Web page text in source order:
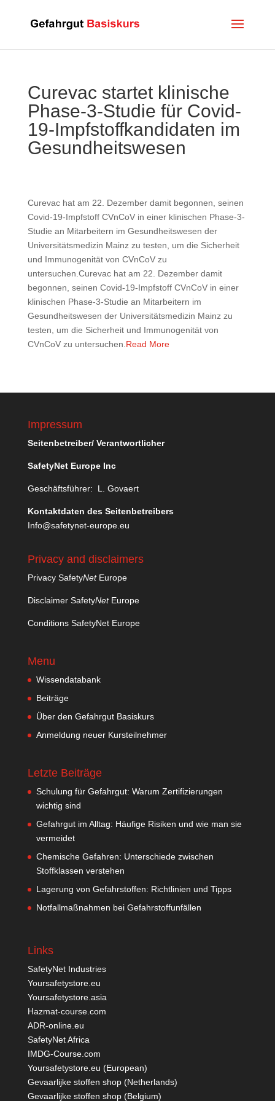
Curevac startet klinische
Phase-3-Studie für Covid-
19-Impfstoffkandidaten im
Gesundheitswesen
Curevac hat am 22. Dezember damit begonnen, seinen
Covid-19-Impfstoff CVnCoV in einer klinischen Phase-3-
Studie an Mitarbeitern im Gesundheitswesen der
Universitätsmedizin Mainz zu testen, um die Sicherheit
und Immunogenität von CVnCoV zu
untersuchen.Curevac hat am 22. Dezember damit
begonnen, seinen Covid-19-Impfstoff CVnCoV in einer
klinischen Phase-3-Studie an Mitarbeitern im
Gesundheitswesen der Universitätsmedizin Mainz zu
testen, um die Sicherheit und Immunogenität von
CVnCoV zu untersuchen. Read More
Impressum
Seitenbetreiber/ Verantwortlicher
SafetyNet Europe Inc
Geschäftsführer: L. Govaert
Kontaktdaten des Seitenbetreibers
Info@safetynet-europe.eu
Privacy and disclaimers
Privacy SafetyNetEurope
Disclaimer SafetyNetEurope
Conditions SafetyNet Europe
Menu
Wissendatabank
Beiträge
Über den Gefahrgut Basiskurs
Anmeldung neuer Kursteilnehmer
Letzte Beiträge
Schulung für Gefahrgut: Warum Zertifizierungen
wichtig sind
Gefahrgut im Alltag: Häufige Risiken und wie man sie
vermeidet
Chemische Gefahren: Unterschiede zwischen
Stoffklassen verstehen
Lagerung von Gefahrstoffen: Richtlinien und Tipps
Notfallmaßnahmen bei Gefahrstoffunfällen
Links
SafetyNet Industries
Yoursafetystore.eu
Yoursafetystore.asia
Hazmat-course.com
ADR-online.eu
SafetyNet Africa
IMDG-Course.com
Yoursafetystore.eu (European)
Gevaarlijke stoffen shop (Netherlands)
Gevaarlijke stoffen shop (Belgium)